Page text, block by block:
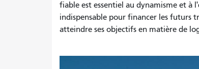
fiable est essentiel au dynamisme et
indispensable pour financer les futurs
atteindre ses objectifs en matière de